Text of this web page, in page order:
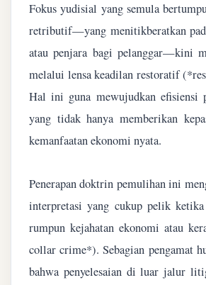
Fokus yudisial yang semula
retributif—yang menitikberatkan
atau penjara bagi pelanggar—kini
melalui lensa keadilan restoratif
Hal ini guna mewujudkan efisiensi
yang tidak hanya memberikan
kemanfaatan ekonomi nyata.
Penerapan doktrin pemulihan ini
interpretasi yang cukup pelik ketika
rumpun kejahatan ekonomi atau
collar crime*). Sebagian pengamat
bahwa penyelesaian di luar jalur